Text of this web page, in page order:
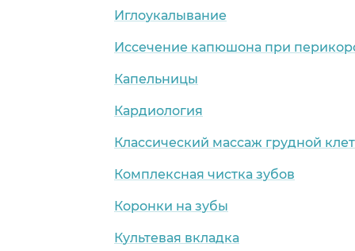
Иглоукалывание
Иссечение капюшона при
Капельницы
Кардиология
Классический массаж грудной
Комплексная чистка зубов
Коронки на зубы
Культевая вкладка